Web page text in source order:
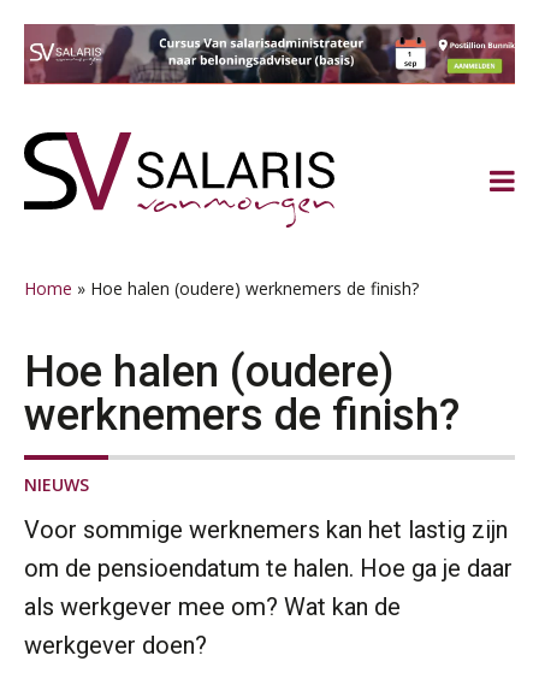
naar
hoofdnavigatie
naar
hoofd
naar
eerste
naar
voettekst
Home » Hoe halen (oudere) werknemers de finish?
Hoe halen (oudere)
werknemers de finish?
NIEUWS
Voor sommige werknemers kan het lastig zijn
om de pensioendatum te halen. Hoe ga je daar
als werkgever mee om? Wat kan de
werkgever doen?